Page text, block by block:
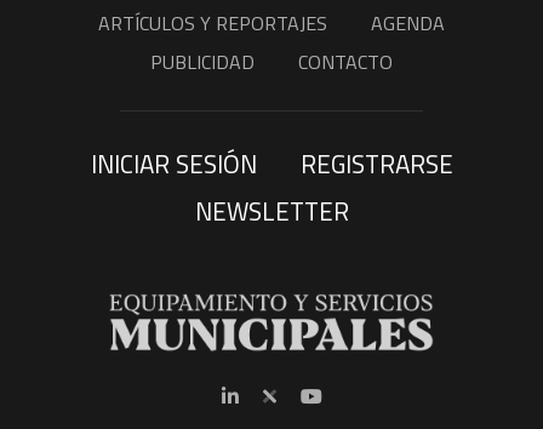
ARTÍCULOS Y REPORTAJES
AGENDA
PUBLICIDAD
CONTACTO
INICIAR SESIÓN
REGISTRARSE
NEWSLETTER